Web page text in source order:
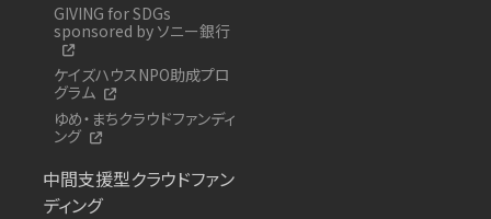
GIVING for SDGs
sponsored by ソニー銀行
ケイズハウスNPO助成プロ
グラム
ゆめ・まちクラウドファンディ
ング
中間支援型クラウドファン
ディング